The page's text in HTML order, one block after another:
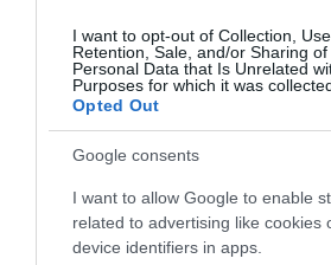
I want to opt-out of Collection, Use,
Retention, Sale, and/or Sharing of
Personal Data that Is Unrelated
Purposes for which it was
Opted Out
Google consents
I want to allow Google to enable
related to advertising like cookies
device identifiers in apps.
Basketaki!
Το τμήμα μπάσκετ νοητικής
κατέκτησε για Τρίτη συνεχόμενη
Basketaki